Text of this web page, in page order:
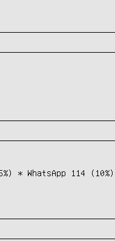
* WhatsApp 114 (10%)